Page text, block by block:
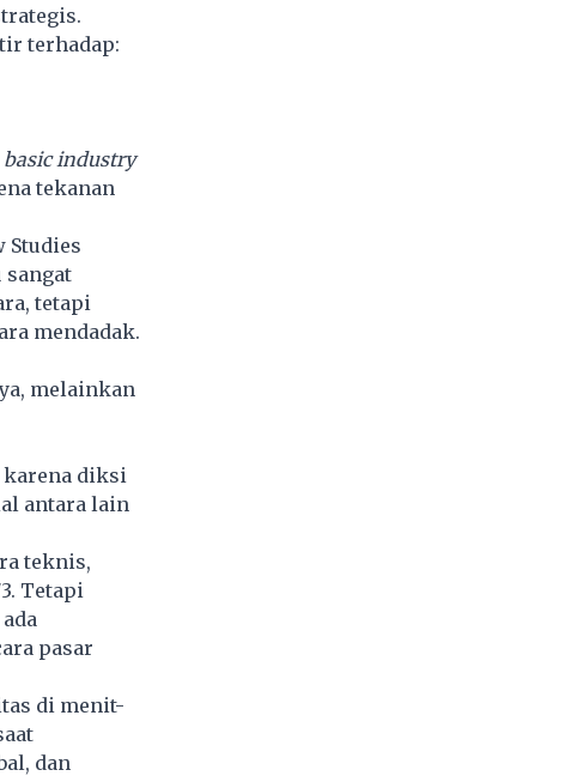
terhadap:
basic industry
tekanan
Studies
sangat
tetapi
mendadak.
melainkan
karena diksi
antara lain
teknis,
Tetapi
pasar
di menit-
dan